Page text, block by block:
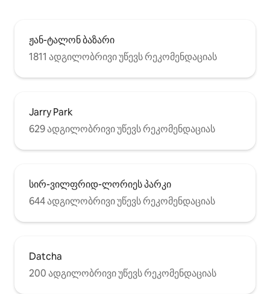
ჟან-ტალონ ბაზარი
1811 ადგილობრივი უწევს რეკომენდაციას
Jarry Park
629 ადგილობრივი უწევს რეკომენდაციას
სირ-ვილფრიდ-ლორიეს პარკი
644 ადგილობრივი უწევს რეკომენდაციას
Datcha
200 ადგილობრივი უწევს რეკომენდაციას